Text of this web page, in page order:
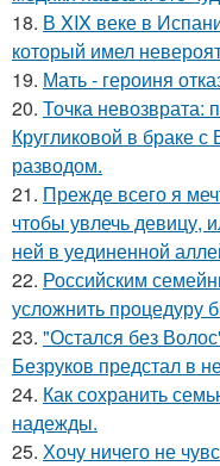
18. В XIX веке в
который имел
19. Мать - героиня
20. Точка невозврата:
Кругликовой в браке
разводом.
21. Прежде всего я
чтобы увлечь девицу,
ней в уединенной
22. Российским
усложнить процедуру
23. "Остался без
Безруков предстал в
24. Как сохранить
надежды.
25. Хочу ничего не